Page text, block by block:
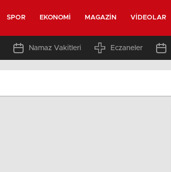
SPOR EKONOMI MAGAZIN VIDEOLAR
Namaz Vakitleri Eczaneler